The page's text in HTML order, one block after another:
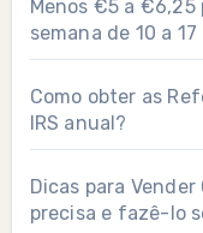
Menos €5 a
semana de 10 a
Como obter as
IRS anual?
Dicas para
precisa e fazê-lo